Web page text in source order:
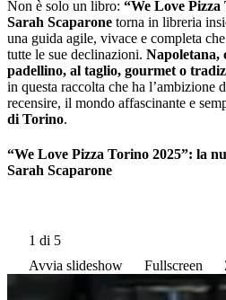
Non è solo un libro: “We Love Pizza
Sarah Scaparone torna in libreria
una guida agile, vivace e completa
tutte le sue declinazioni. Napoletana,
padellino, al taglio, gourmet o
in questa raccolta che ha l’ambizione
recensire, il mondo affascinante e
di Torino.
“We Love Pizza Torino 2025”: la
Sarah Scaparone
1 di 5
Avvia slideshow
Fullscreen